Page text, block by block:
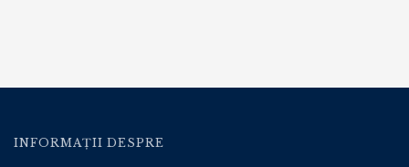
INFORMAȚII DESPRE